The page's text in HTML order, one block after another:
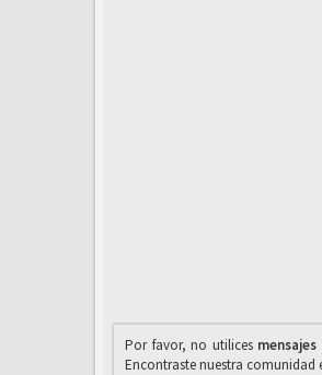
Por favor, no utilices
Encontraste nuestra comunidad